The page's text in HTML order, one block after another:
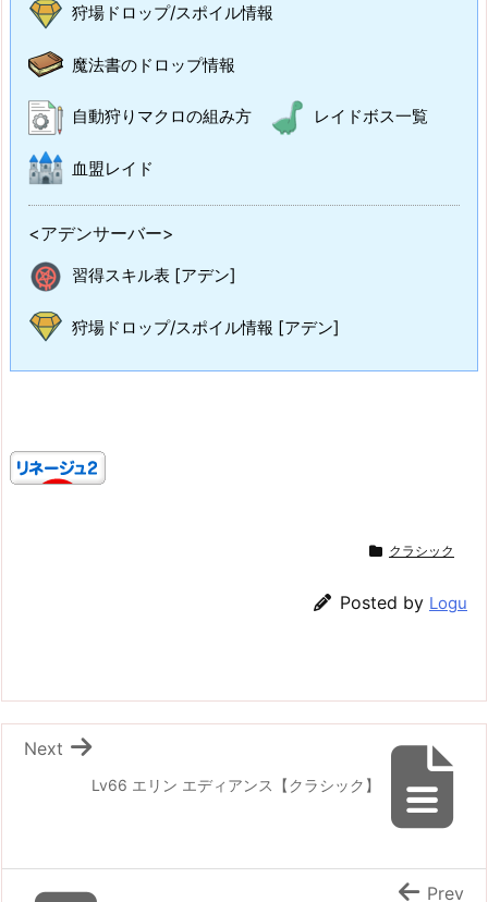
狩場ドロップ/スポイル情報
魔法書のドロップ情報
自動狩りマクロの組み方 レイドボス一覧
血盟レイド
<アデンサーバー>
習得スキル表 [アデン]
狩場ドロップ/スポイル情報 [アデン]
クラシック
Posted by Logu
Lv66 エリン エディアンス【クラシック】
Next
Prev